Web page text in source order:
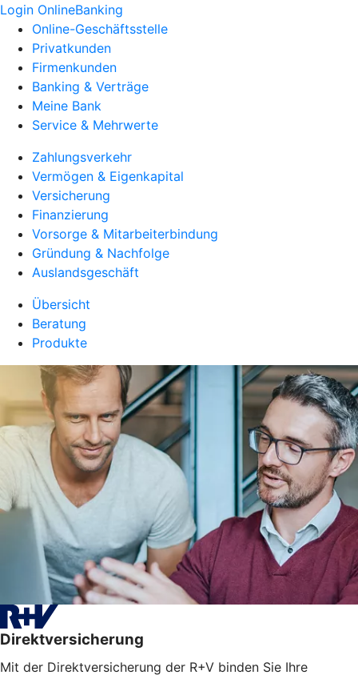
Login OnlineBanking
Online-Geschäftsstelle
Privatkunden
Firmenkunden
Banking & Verträge
Meine Bank
Service & Mehrwerte
Zahlungsverkehr
Vermögen & Eigenkapital
Versicherung
Finanzierung
Vorsorge & Mitarbeiterbindung
Gründung & Nachfolge
Auslandsgeschäft
Übersicht
Beratung
Produkte
Direktversicherung
Mit der Direktversicherung der R+V binden Sie Ihre